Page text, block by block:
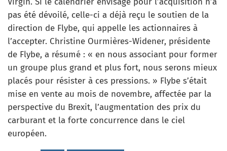
pas été dévoilé, celle-ci a déjà reçu le soutien de la
direction de Flybe, qui appelle les actionnaires à
l’accepter. Christine Ourmières-Widener, présidente
de Flybe, a résumé : « en nous associant pour former
un groupe plus grand et plus fort, nous serons mieux
placés pour résister à ces pressions. » Flybe s’était
mise en vente au mois de novembre, affectée par la
perspective du Brexit, l’augmentation des prix du
carburant et la forte concurrence dans le ciel
européen.